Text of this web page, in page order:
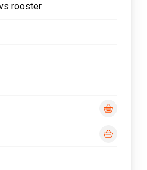
rooster